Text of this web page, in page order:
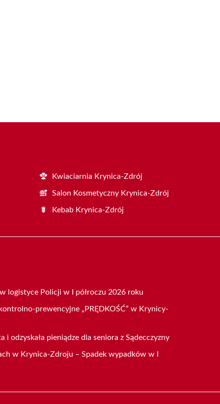
Kwiaciarnia Krynica-Zdrój
Salon Kosmetyczny Krynica-Zdrój
Kebab Krynica-Zdrój
logistyce Policji w I półroczu 2026 roku
prewencyjne „PRĘDKOŚĆ” w Krynicy-
i odzyskała pieniądze dla seniora z Sądecczyzny
w Krynica-Zdroju – Spadek wypadków w I